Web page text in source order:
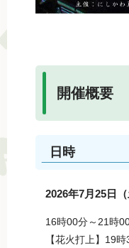
開催概要
日時
2026年7月25日
16時00分～21時
【花火打上】19時